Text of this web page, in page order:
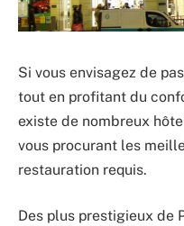
Si vous envisagez de
tout en profitant du
existe de nombreux
vous procurant les
restauration requis.
Des plus prestigieux de